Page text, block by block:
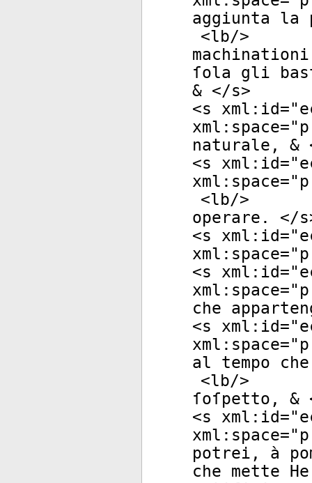
aggiunta
<lb/>
ſola gli
& </s>
<s xml:id="
xml:space="
naturale, &
<s xml:id="
xml:space="
<lb/>
operare. </s
<s xml:id="
xml:space="
<s xml:id="
xml:space="
che
<s xml:id="
xml:space="
al tempo
<lb/>
ſoſpetto, &
<s xml:id="
xml:space="
potrei, à
che mette